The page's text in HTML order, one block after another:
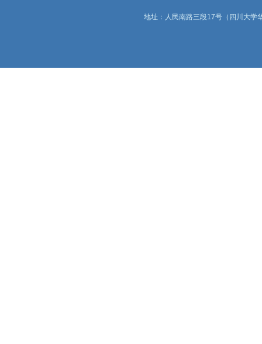
地址：人民南路三段17号（四川大学